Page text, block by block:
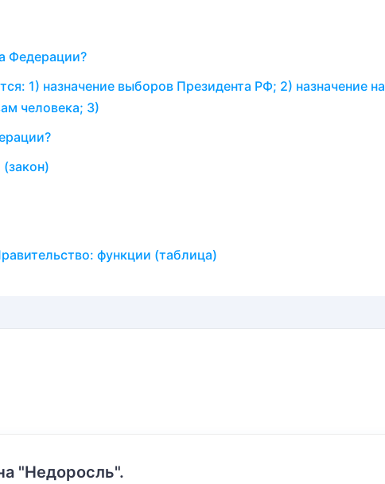
Федерации?
1)​ назначение выборов Президента РФ; 2)​ назначение на
человека; 3)​
функции (таблица)
"Недоросль".